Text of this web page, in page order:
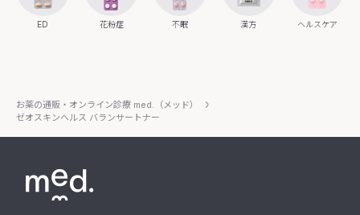
ED 花粉症 不眠 漢方 ヘルスケア
お薬の通販・オンライン診療 med.（メッド）
ゼオスキンヘルス バランサートナー